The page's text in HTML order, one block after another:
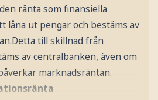
ränta som finansiella
låna ut pengar och bestäms av
till skillnad från
av centralbanken, även om
marknadsräntan.